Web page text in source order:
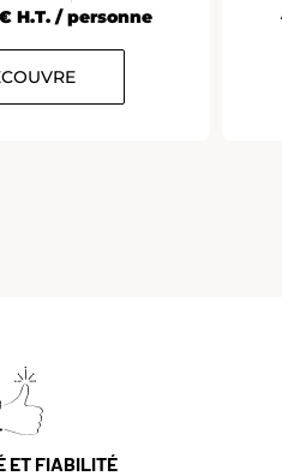
H.T. / personne
ET FIABILITÉ